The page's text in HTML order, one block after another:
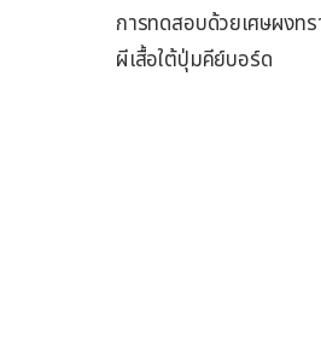
การทดสอบด้วยเศษผงท
ผีเสื้อใต้ปุ่มคีย์บอร์ด